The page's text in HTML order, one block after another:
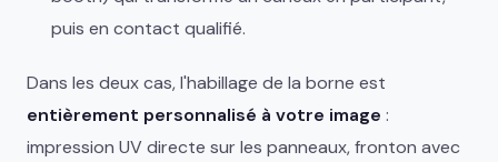
puis en contact qualifié.
Dans les deux cas, l'habillage de la borne est
entièrement personnalisé à votre image :
impression UV directe sur les panneaux, fronton avec